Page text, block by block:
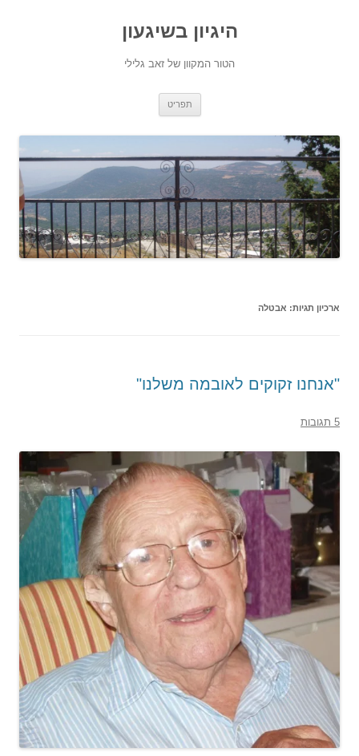
היגיון בשיגעון
הטור המקוון של זאב גלילי
תפריט
ארכיון תגיות: אבטלה
"אנחנו זקוקים לאובמה משלנו"
5 תגובות